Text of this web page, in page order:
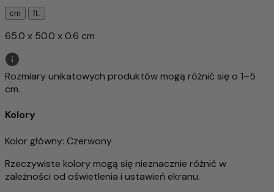
cm ft.
65.0 x 50.0 x 0.6 cm
Rozmiary unikatowych produktów mogą różnić się o 1–5
cm.
Kolory
Kolor główny: Czerwony
Rzeczywiste kolory mogą się nieznacznie różnić w
zależności od oświetlenia i ustawień ekranu.